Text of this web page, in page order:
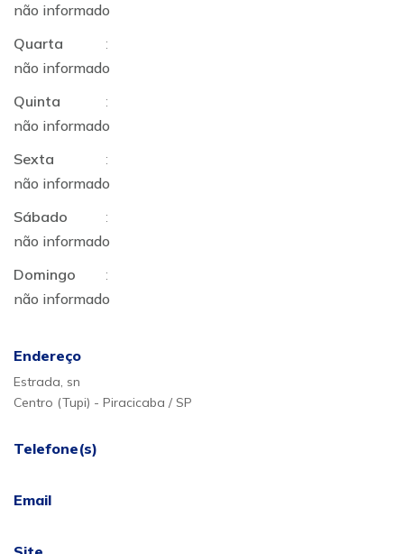
não informado
Quarta
:
não informado
Quinta
:
não informado
Sexta
:
não informado
Sábado
:
não informado
Domingo
:
não informado
Endereço
Estrada, sn
Centro (Tupi) - Piracicaba / SP
Telefone(s)
Email